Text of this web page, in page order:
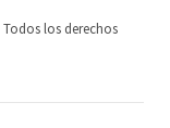
los derechos